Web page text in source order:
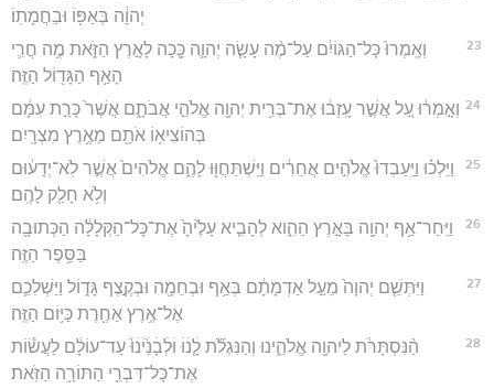
יְהוָ֔ה בְּאַפּ֖וֹ וּבַחֲמָתֽוֹ׃
23
וְאָֽמְרוּ֙ כָּל־הַגּוֹיִ֔ם עַל־מֶ֨ה עָשָׂ֧ה יְהוָ֛ה כָּ֖כָה לָאָ֣רֶץ הַזֹּ֑את מֶ֥ה חֳרִ֛י
הָאַ֥ף הַגָּד֖וֹל הַזֶּֽה׃
24 וְאָ֣מְר֔וּ עַ֚ל אֲשֶׁ֣ר עָֽזְב֔וּ אֶת־בְּרִ֥ית יְהוָ֖ה אֱלֹהֵ֣י אֲבֹתָ֑ם אֲשֶׁר֙ כָּרַ֣ת עִמָּ֔ם
בְּהוֹצִיא֥וֹ אֹתָ֖ם מֵאֶ֥רֶץ מִצְרָֽיִם׃
25
וַיֵּלְכ֗וּ וַיַּֽעַבְדוּ֙ אֱלֹהִ֣ים אֲחֵרִ֔ים וַיִּֽשְׁתַּחֲוּ֖וּ לָהֶ֑ם אֱלֹהִים֙ אֲשֶׁ֣ר לֹֽא־יְדָע֔וּם
וְלֹ֥א חָלַ֖ק לָהֶֽם׃
26
וַיִּֽחַר־אַ֥ף יְהוָ֖ה בָּאָ֣רֶץ הַהִ֑וא לְהָבִ֤יא עָלֶ֙יהָ֙ אֶת־כָּל־הַקְּלָלָ֔ה הַכְּתוּבָ֖ה
בַּסֵּ֥פֶר הַזֶּֽה׃
27
וַיִּתְּשֵׁ֤ם יְהוָה֙ מֵעַ֣ל אַדְמָתָ֔ם בְּאַ֥ף וּבְחֵמָ֖ה וּבְקֶ֣צֶף גָּד֑וֹל וַיַּשְׁלִכֵ֛ם
אֶל־אֶ֥רֶץ אַחֶ֖רֶת כַּיּ֥וֹם הַזֶּֽה׃
28
הַ֨נִּסְתָּרֹ֔ת לַיהוָ֖ה אֱלֹהֵ֑ינוּ וְהַנִּגְלֹ֞ת לָ֤ׄנׄוּׄ וּׄלְׄבָׄנֵׄ֙יׄנׄוּׄ֙ עַד־עוֹלָ֔ם לַעֲשׂ֕וֹת
אֶת־כָּל־דִּבְרֵ֖י הַתּוֹרָ֥ה הַזֹּֽאת׃